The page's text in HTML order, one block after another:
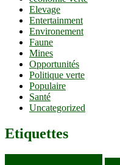
Elevage
Entertainment
Environement
Faune
Mines
Opportunités
Politique verte
Populaire
Santé
Uncategorized
Etiquettes